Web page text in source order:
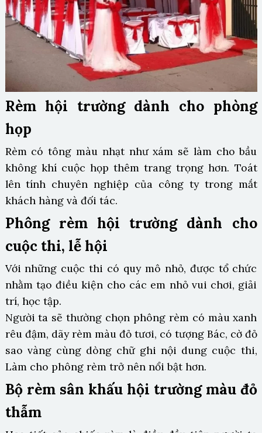
Rèm hội trường dành cho phòng
họp
Rèm có tông màu nhạt như xám sẽ làm cho bầu
không khí cuộc họp thêm trang trọng hơn. Toát
lên tính chuyên nghiệp của công ty trong mắt
khách hàng và đối tác.
Phông rèm hội trường dành cho
cuộc thi, lễ hội
Với những cuộc thi có quy mô nhỏ, được tổ chức
nhằm tạo điều kiện cho các em nhỏ vui chơi, giải
trí, học tập.
Người ta sẽ thường chọn phông rèm có màu xanh
rêu đậm, dãy rèm màu đỏ tươi, có tượng Bác, cờ đỏ
sao vàng cùng dòng chữ ghi nội dung cuộc thi,
Làm cho phông rèm trở nên nổi bật hơn.
Bộ rèm sân khấu hội trường màu đỏ
thẫm